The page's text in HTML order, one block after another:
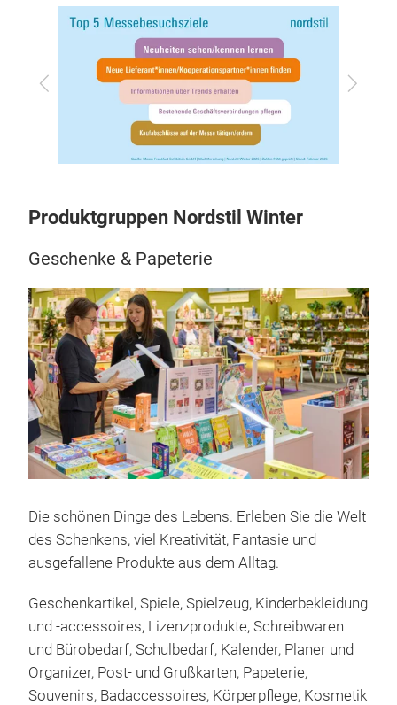
Zurück Vor
Produktgruppen Nordstil Winter
Geschenke & Papeterie
Die schönen Dinge des Lebens. Erleben Sie die Welt
des Schenkens, viel Kreativität, Fantasie und
ausgefallene Produkte aus dem Alltag.
Geschenkartikel, Spiele, Spielzeug, Kinderbekleidung
und -accessoires, Lizenzprodukte, Schreibwaren
und Bürobedarf, Schulbedarf, Kalender, Planer und
Organizer, Post- und Grußkarten, Papeterie,
Souvenirs, Badaccessoires, Körperpflege, Kosmetik